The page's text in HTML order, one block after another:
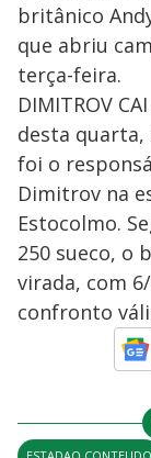
britânico
que abriu
terça-feira.
DIMITROV
desta quarta,
foi o
Dimitrov na
Estocolmo.
250 sueco, o
virada, com
confronto